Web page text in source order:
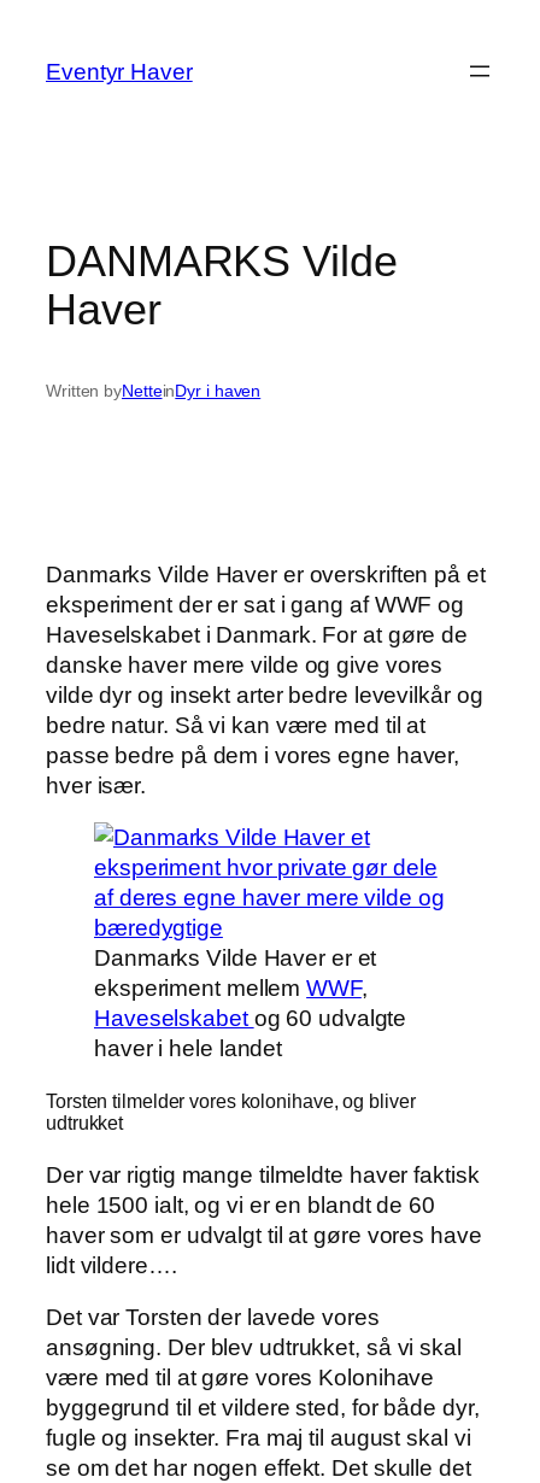
indhold
Eventyr Haver
DANMARKS Vilde
Haver
Written byNetteinDyr i haven
Danmarks Vilde Haver er overskriften på et
eksperiment der er sat i gang af WWF og
Haveselskabet i Danmark. For at gøre de
danske haver mere vilde og give vores
vilde dyr og insekt arter bedre levevilkår og
bedre natur. Så vi kan være med til at
passe bedre på dem i vores egne haver,
hver især.
Danmarks Vilde Haver er et
eksperiment mellemWWF,
Haveselskabetog 60 udvalgte
haver i hele landet
Torsten tilmelder vores kolonihave, og bliver
udtrukket
Der var rigtig mange tilmeldte haver faktisk
hele 1500 ialt, og vi er en blandt de 60
haver som er udvalgt til at gøre vores have
lidt vildere….
Det var Torsten der lavede vores
ansøgning. Der blev udtrukket, så vi skal
være med til at gøre vores Kolonihave
byggegrund til et vildere sted, for både dyr,
fugle og insekter. Fra maj til august skal vi
se om det har nogen effekt. Det skulle det